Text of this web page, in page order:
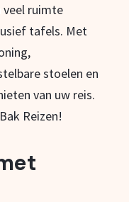
veel ruimte
tafels. Met
stoelen en
van uw reis.
Reizen!